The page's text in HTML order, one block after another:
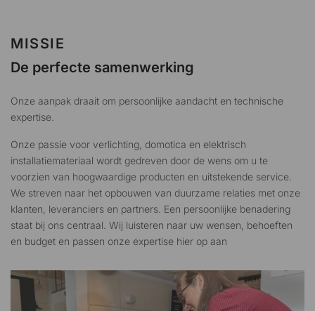
MISSIE
De perfecte samenwerking
Onze aanpak draait om persoonlijke aandacht en technische
expertise.
Onze passie voor verlichting, domotica en elektrisch
installatiemateriaal wordt gedreven door de wens om u te
voorzien van hoogwaardige producten en uitstekende service.
We streven naar het opbouwen van duurzame relaties met onze
klanten, leveranciers en partners. Een persoonlijke benadering
staat bij ons centraal. Wij luisteren naar uw wensen, behoeften
en budget en passen onze expertise hier op aan